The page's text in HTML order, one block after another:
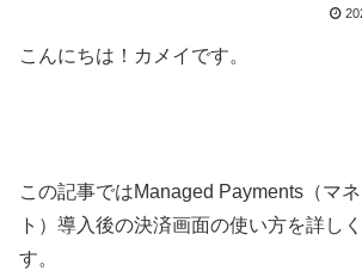
こんにちは！カメイです。
この記事ではManaged Payments（マ
ト）導入後の決済画面の使い方を詳し
す。